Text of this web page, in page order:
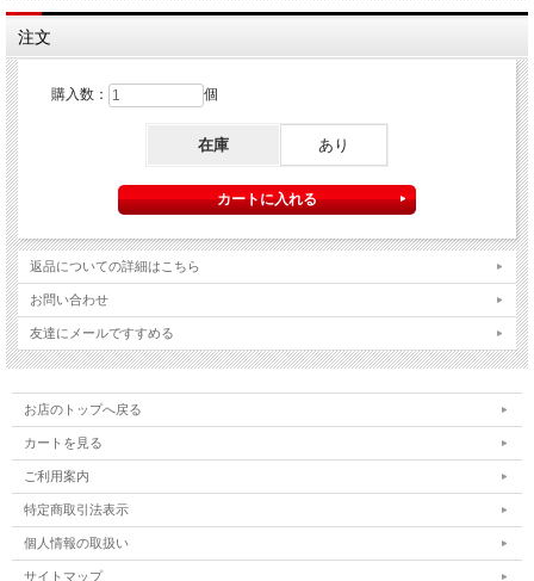
注文
購入数： 個
在庫 あり
返品についての詳細はこちら
お問い合わせ
友達にメールですすめる
お店のトップへ戻る
カートを見る
ご利用案内
特定商取引法表示
個人情報の取扱い
サイトマップ